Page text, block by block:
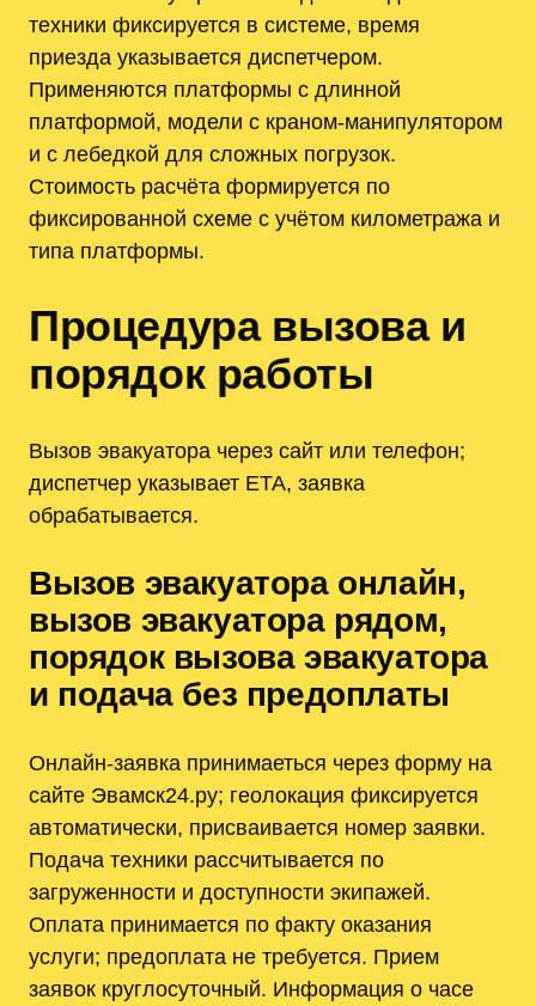
техники фиксируется в системе, время
приезда указывается диспетчером.
Применяются платформы с длинной
платформой, модели с краном-манипулятором
и с лебедкой для сложных погрузок.
Стоимость расчёта формируется по
фиксированной схеме с учётом километража и
типа платформы.
Процедура вызова и
порядок работы
Вызов эвакуатора через сайт или телефон;
диспетчер указывает ETA, заявка
обрабатывается.
Вызов эвакуатора онлайн,
вызов эвакуатора рядом,
порядок вызова эвакуатора
и подача без предоплаты
Онлайн-заявка принимаеться через форму на
сайте Эвамск24.ру; геолокация фиксируется
автоматически, присваивается номер заявки.
Подача техники рассчитывается по
загруженности и доступности экипажей.
Оплата принимается по факту оказания
услуги; предоплата не требуется. Прием
заявок круглосуточный. Информация о часе